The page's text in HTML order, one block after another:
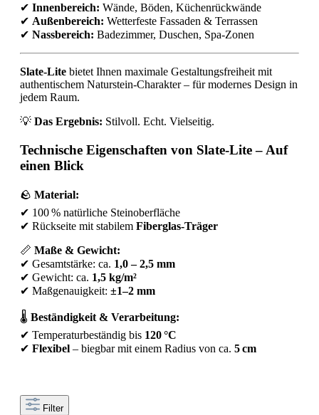
✔ Innenbereich: Wände, Böden, Küchenrückwände
✔ Außenbereich: Wetterfeste Fassaden & Terrassen
✔ Nassbereich: Badezimmer, Duschen, Spa-Zonen
Slate-Lite bietet Ihnen maximale Gestaltungsfreiheit mit
authentischem Naturstein-Charakter – für modernes Design in
jedem Raum.
💡 Das Ergebnis: Stilvoll. Echt. Vielseitig.
Technische Eigenschaften von Slate-Lite – Auf
einen Blick
🪨 Material:
✔ 100 % natürliche Steinoberfläche
✔ Rückseite mit stabilem Fiberglas-Träger
📏 Maße & Gewicht:
✔ Gesamtstärke: ca. 1,0 – 2,5 mm
✔ Gewicht: ca. 1,5 kg/m²
✔ Maßgenauigkeit: ±1–2 mm
🌡️ Beständigkeit & Verarbeitung:
✔ Temperaturbeständig bis 120 °C
✔ Flexibel – biegbar mit einem Radius von ca. 5 cm
Filter